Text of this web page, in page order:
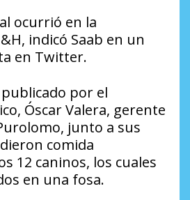
ocurrió en la
indicó Saab en un
en Twitter.
por el
Óscar Valera, gerente
junto a sus
comida
12 caninos, los cuales
en una fosa.